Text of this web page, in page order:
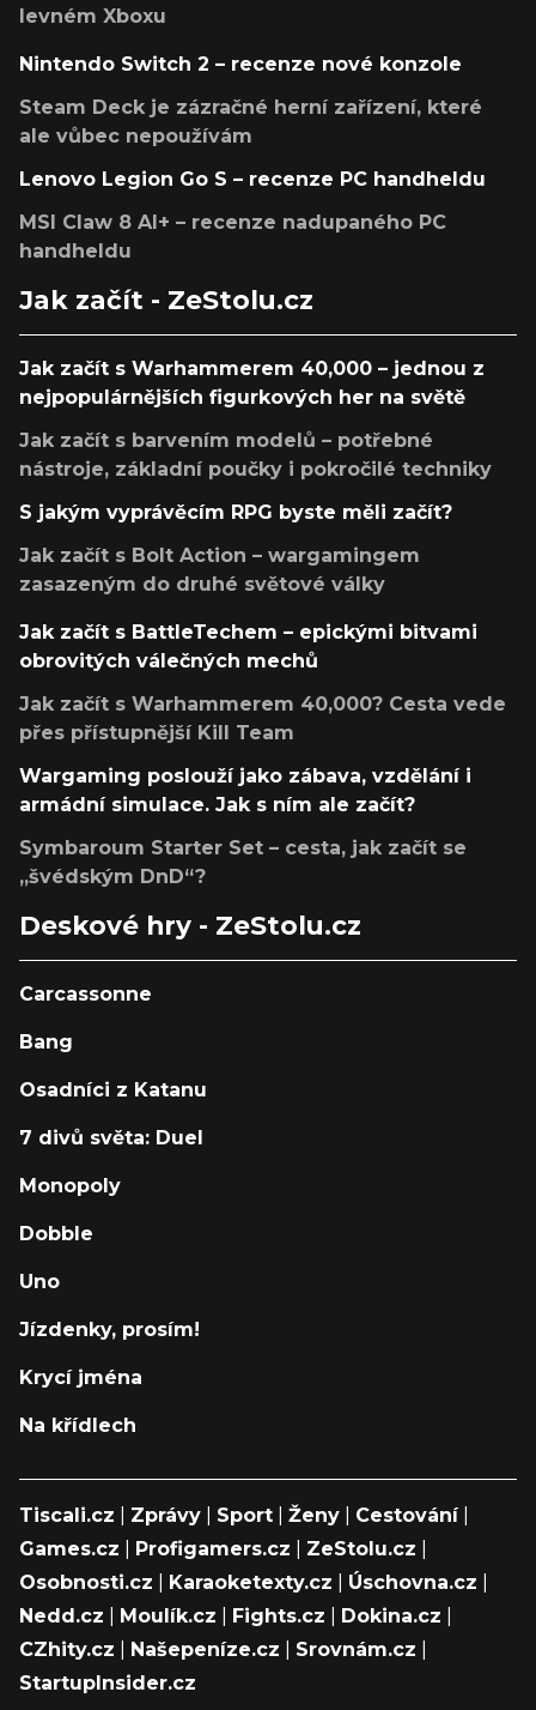
levném Xboxu
Nintendo Switch 2 – recenze nové konzole
Steam Deck je zázračné herní zařízení, které
ale vůbec nepoužívám
Lenovo Legion Go S – recenze PC handheldu
MSI Claw 8 AI+ – recenze nadupaného PC
handheldu
Jak začít - ZeStolu.cz
Jak začít s Warhammerem 40,000 – jednou z
nejpopulárnějších figurkových her na světě
Jak začít s barvením modelů – potřebné
nástroje, základní poučky i pokročilé techniky
S jakým vyprávěcím RPG byste měli začít?
Jak začít s Bolt Action – wargamingem
zasazeným do druhé světové války
Jak začít s BattleTechem – epickými bitvami
obrovitých válečných mechů
Jak začít s Warhammerem 40,000? Cesta vede
přes přístupnější Kill Team
Wargaming poslouží jako zábava, vzdělání i
armádní simulace. Jak s ním ale začít?
Symbaroum Starter Set – cesta, jak začít se
„švédským DnD“?
Deskové hry - ZeStolu.cz
Carcassonne
Bang
Osadníci z Katanu
7 divů světa: Duel
Monopoly
Dobble
Uno
Jízdenky, prosím!
Krycí jména
Na křídlech
Tiscali.cz Zprávy Sport Ženy Cestování|
Games.cz
Profigamers.cz ZeStolu.cz
Osobnosti.cz
Karaoketexty.cz Úschovna.cz
Nedd.cz
Moulík.cz Fights.cz Dokina.cz
CZhity.cz
Našepeníze.cz Srovnám.cz
StartupInsider.cz